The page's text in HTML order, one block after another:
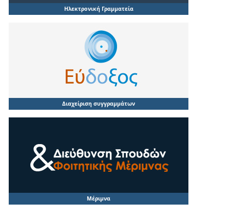
Ηλεκτρονική Γραμματεία
Διαχείριση συγγραμμάτων
Μέριμνα